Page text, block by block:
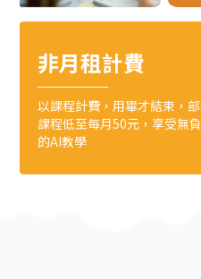
非月租計費
以課程計費，用畢才結束，
課程低至每月50元，享受無
的AI教學